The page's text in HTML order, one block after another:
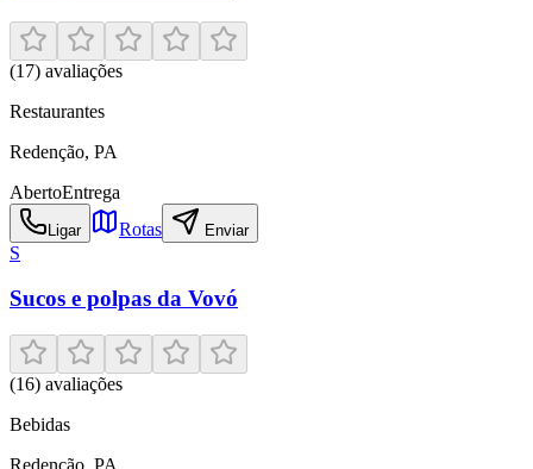
(17) avaliações
Restaurantes
Redenção, PA
AbertoEntrega
Ligar Rotas Enviar
S
Sucos e polpas da Vovó
(16) avaliações
Bebidas